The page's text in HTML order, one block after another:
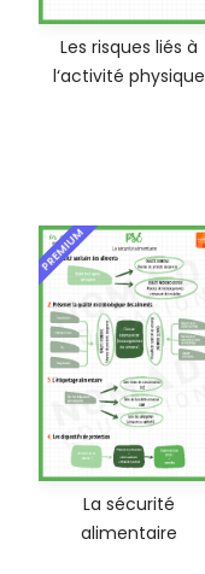
Les risques liés à
l‘activité physique
PREMIUM
La sécurité
alimentaire